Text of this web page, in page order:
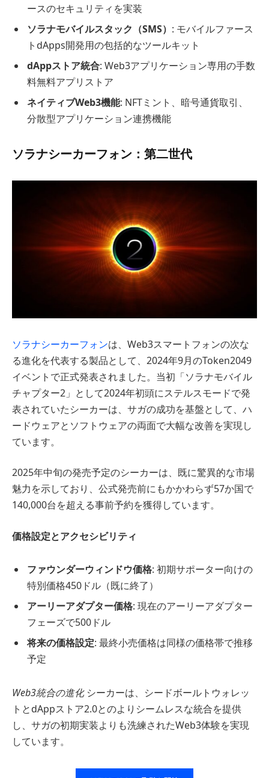
ースのセキュリティを実装
ソラナモバイルスタック（SMS） : モバイルファース
トdApps開発用の包括的なツールキット
dAppストア統合: Web3アプリケーション専用の手数
料無料アプリストア
ネイティブWeb3機能: NFTミント、暗号通貨取引、
分散型アプリケーション連携機能
ソラナシーカーフォン：第二世代
ソラナシーカーフォンは、Web3スマートフォンの次な
る進化を代表する製品として、2024年9月のToken2049
イベントで正式発表されました。当初「ソラナモバイル
チャプター2」として2024年初頭にステルスモードで発
表されていたシーカーは、サガの成功を基盤として、ハ
ードウェアとソフトウェアの両面で大幅な改善を実現し
ています。
2025年中旬の発売予定のシーカーは、既に驚異的な市場
魅力を示しており、公式発売前にもかかわらず57か国で
140,000台を超える事前予約を獲得しています。
価格設定とアクセシビリティ
ファウンダーウィンドウ価格: 初期サポーター向けの
特別価格450ドル（既に終了）
アーリーアダプター価格: 現在のアーリーアダプター
フェーズで500ドル
将来の価格設定: 最終小売価格は同様の価格帯で推移
予定
Web3統合の進化シーカーは、シードボールトウォレッ
トとdAppストア2.0とのよりシームレスな統合を提供
し、サガの初期実装よりも洗練されたWeb3体験を実現
しています。